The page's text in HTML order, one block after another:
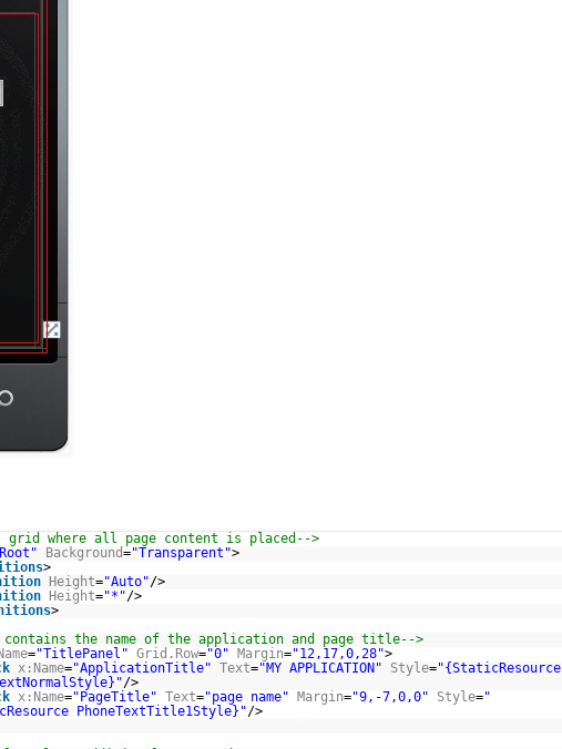
where all page content is placed-->
Background="Transparent">
>
Height="Auto"/>
Height="*"/>
>
the name of the application and page title-->
="TitlePanel" Grid.Row="0" Margin="12,17,0,28">
x:Name="ApplicationTitle" Text="MY APPLICATION" Style="{StaticResource
/>
x:Name="PageTitle" Text="page name" Margin="9,-7,0,0" Style="
PhoneTextTitle1Style}"/>